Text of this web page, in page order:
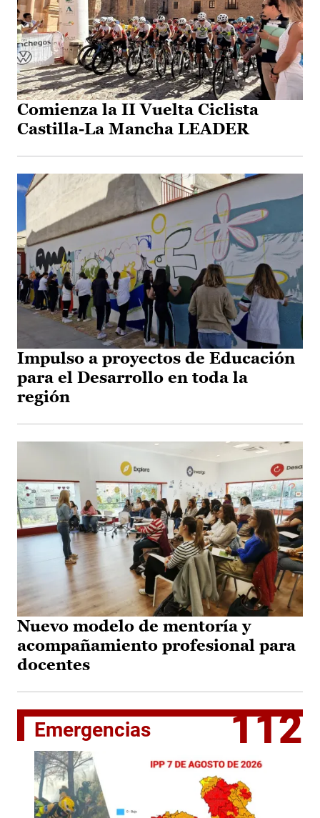
Comienza la II Vuelta Ciclista
Castilla-La Mancha LEADER
Impulso a proyectos de Educación
para el Desarrollo en toda la
región
Nuevo modelo de mentoría y
acompañamiento profesional para
docentes
Emergencias 112